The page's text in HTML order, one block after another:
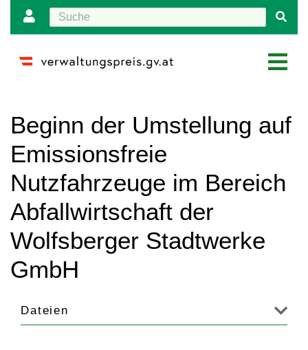
Beginn der Umstellung auf
Emissionsfreie
Nutzfahrzeuge im Bereich
Abfallwirtschaft der
Wolfsberger Stadtwerke
GmbH
Dateien